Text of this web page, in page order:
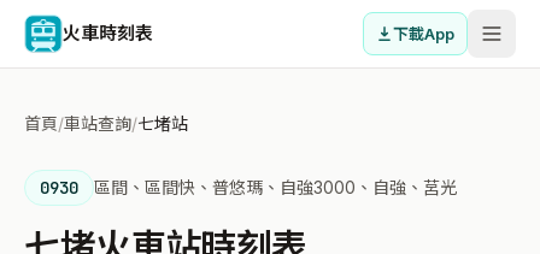
火車時刻表 下載App
首頁/車站查詢/七堵站
0930 區間、區間快、普悠瑪、自強3000、自強、莒光